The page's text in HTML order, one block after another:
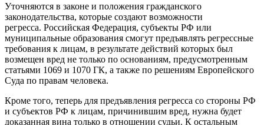
Уточняются в законе и положения гражданского
законодательства, которые создают возможности
регресса. Российская Федерация, субъекты РФ или
муниципальные образования смогут предъявлять регрессные
требования к лицам, в результате действий которых был
возмещен вред не только по основаниям, предусмотренным
статьями 1069 и 1070 ГК, а также по решениям Европейского
Суда по правам человека.
Кроме того, теперь для предъявления регресса со стороны РФ
и субъектов РФ к лицам, причинившим вред, нужна будет
доказанная вина только в отношении судьи. К остальным